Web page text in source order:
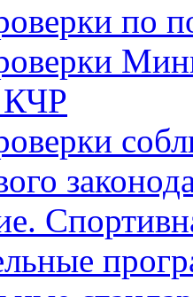
по
КЧР